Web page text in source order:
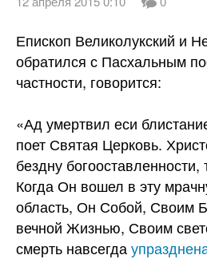
Епископ Великолукский и
обратился с Пасхальным
частности, говорится:
«Ад умертвил еси
поет Святая Церковь.
бездну богооставленности,
Когда Он вошел в эту
область, Он Собой, Своим
вечной Жизнью, Своим
смерть навсегда